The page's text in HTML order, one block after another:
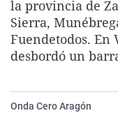
la provincia de
Sierra,
Fuendetodos. En
desbordó un
Onda Cero Aragón